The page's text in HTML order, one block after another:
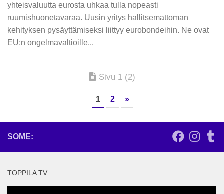
yhteisvaluutta eurosta uhkaa tulla nopeasti
ruumishuonetavaraa. Uusin yritys hallitsemattoman
kehityksen pysäyttämiseksi liittyy eurobondeihin. Ne ovat
EU:n ongelmavaltioille...
Sivu 1 (2)
1 2 »
SOME:
TOPPILA TV